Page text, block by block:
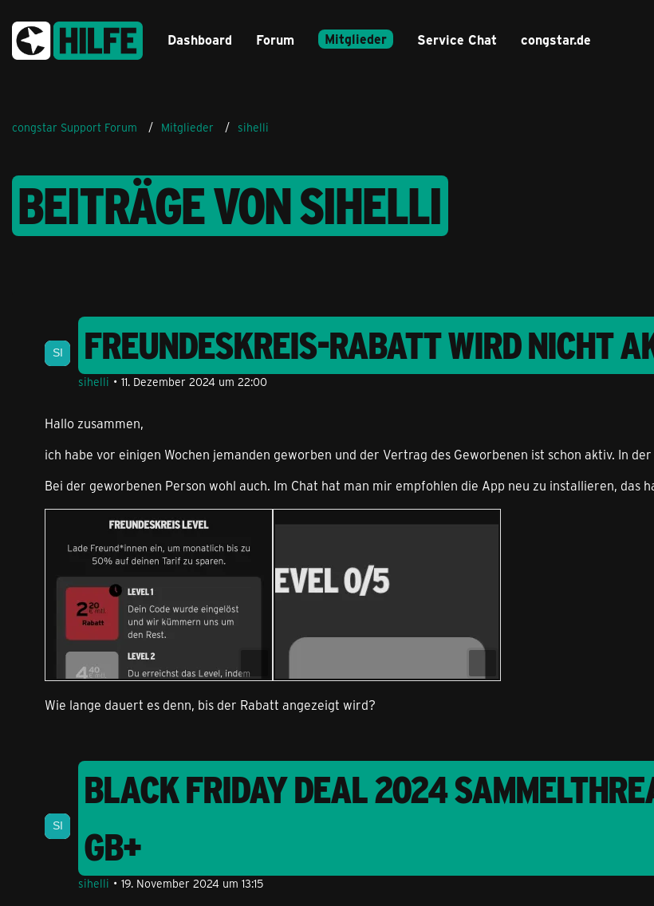
Dashboard Forum Mitglieder Service Chat congstar.de
congstar Support Forum Mitglieder sihelli
BEITRÄGE VON SIHELLI
FREUNDESKREIS-RABATT WIRD NICHT
sihelli 11. Dezember 2024 um 22:00
Hallo zusammen,
ich habe vor einigen Wochen jemanden geworben und der Vertrag des Geworbenen ist schon aktiv. In
Bei der geworbenen Person wohl auch. Im Chat hat man mir empfohlen die App neu zu installieren, das
Wie lange dauert es denn, bis der Rabatt angezeigt wird?
BLACK FRIDAY DEAL 2024
GB+
sihelli 19. November 2024 um 13:15